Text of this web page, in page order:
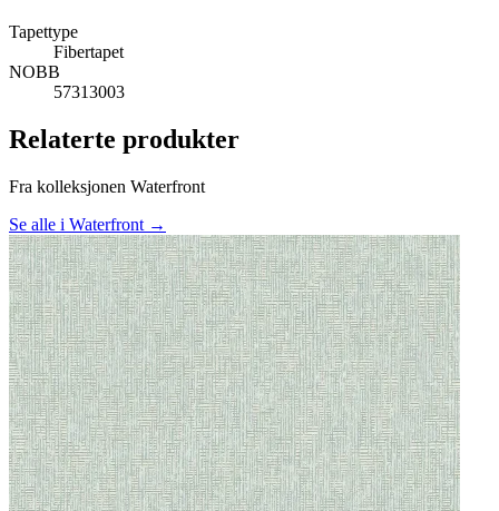
Tapettype
Fibertapet
NOBB
57313003
Relaterte produkter
Fra kolleksjonen Waterfront
Se alle i Waterfront →